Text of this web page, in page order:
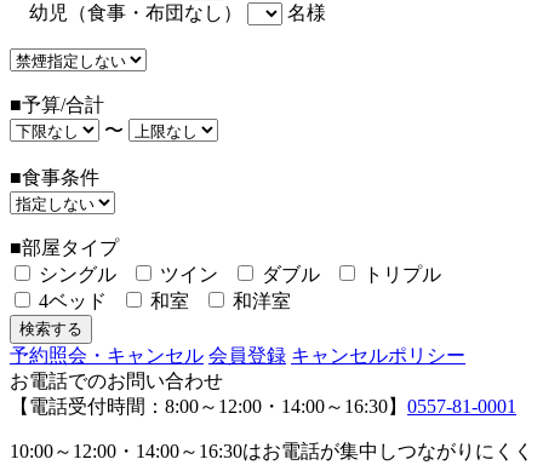
幼児（食事・布団なし）
名様
■予算/合計
〜
■食事条件
■部屋タイプ
シングル
ツイン ダブル
トリプル
4ベッド
和室 和洋室
予約照会・キャンセル 会員登録 キャンセルポリシー
お電話でのお問い合わせ
【電話受付時間：8:00～12:00・14:00～16:30】 0557-81-0001
10:00～12:00・14:00～16:30はお電話が集中しつながりにくく